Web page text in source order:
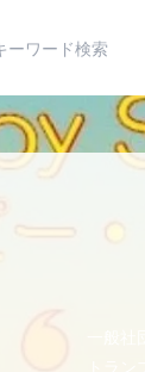
一般
トラ